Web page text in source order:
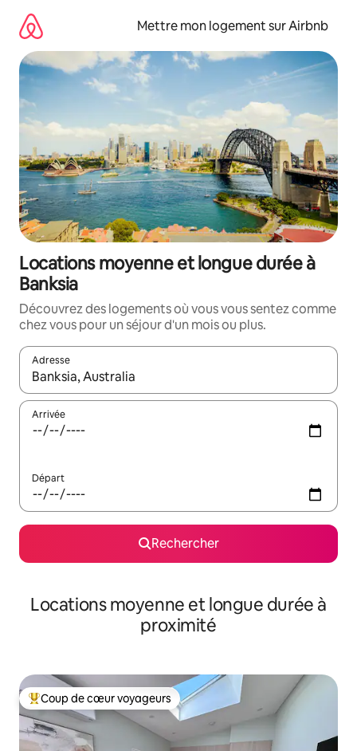
directement
contenu
Mettre mon logement sur Airbnb
Locations moyenne et longue durée à
Banksia
Découvrez des logements où vous vous sentez comme
chez vous pour un séjour d'un mois ou plus.
Adresse
Lorsque les résultats s'affichent, utilisez les flèches vers le
Arrivée
Départ
Rechercher
Locations moyenne et longue durée à
proximité
Coups de cœur voyageurs les plus appréciés
Coup de cœur voyageurs